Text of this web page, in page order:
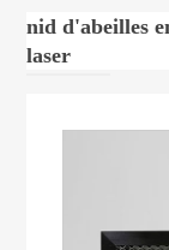
nid d'abeilles
laser